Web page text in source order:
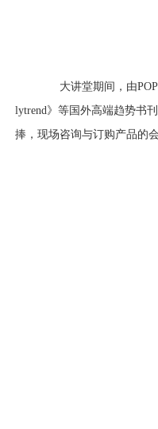
大讲堂期间，由POP
lytrend》等国外高端趋势书
捧，现场咨询与订购产品的